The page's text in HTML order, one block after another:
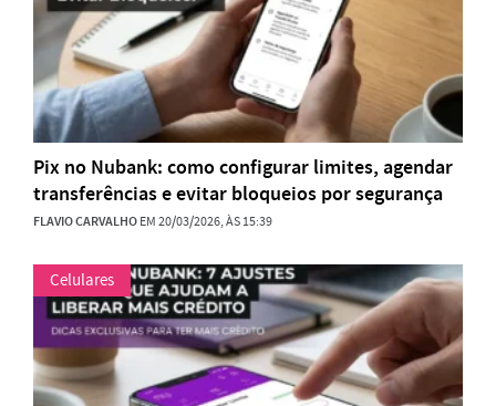
Pix no Nubank: como configurar limites, agendar
transferências e evitar bloqueios por segurança
FLAVIO CARVALHOEM 20/03/2026, ÀS 15:39
Celulares